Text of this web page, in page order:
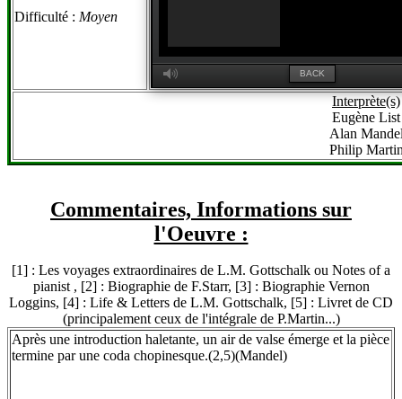
Difficulté : Moyen
M BACK
Interprète(s)
Eugène List
Alan
Philip
Commentaires, Informations sur
l'Oeuvre :
[1] : Les voyages extraordinaires de L.M. Gottschalk ou Notes of a
pianist , [2] : Biographie de F.Starr, [3] : Biographie Vernon
Loggins, [4] : Life & Letters de L.M. Gottschalk, [5] : Livret de CD
(principalement ceux de l'intégrale de P.Martin...)
Après une introduction haletante, un air de valse émerge et la pièce
termine par une coda chopinesque.(2,5)(Mandel)